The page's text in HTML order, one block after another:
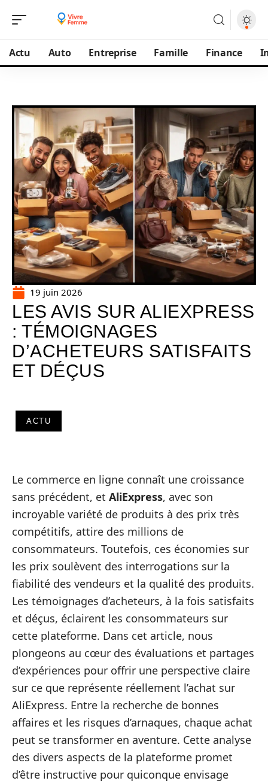
Actu Auto Entreprise Famille Finance
19 juin 2026
LES AVIS SUR ALIEXPRESS
: TÉMOIGNAGES
D’ACHETEURS SATISFAITS
ET DÉÇUS
ACTU
Le commerce en ligne connaît une croissance
sans précédent, et AliExpress, avec son
incroyable variété de produits à des prix très
compétitifs, attire des millions de
consommateurs. Toutefois, ces économies sur
les prix soulèvent des interrogations sur la
fiabilité des vendeurs et la qualité des produits.
Les témoignages d’acheteurs, à la fois satisfaits
et déçus, éclairent les consommateurs sur
cette plateforme. Dans cet article, nous
plongeons au cœur des évaluations et partages
d’expériences pour offrir une perspective claire
sur ce que représente réellement l’achat sur
AliExpress. Entre la recherche de bonnes
affaires et les risques d’arnaques, chaque achat
peut se transformer en aventure. Cette analyse
des divers aspects de la plateforme promet
d’être instructive pour quiconque envisage